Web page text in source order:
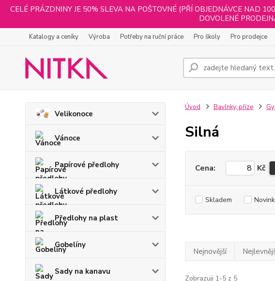
CELÉ PRÁZDNINY JE 50% SLEVA NA POŠTOVNÉ (PŘÍ OBJEDNÁVCE NAD
DOVOLENÉ
Katalogy a ceníky Výroba Potřeby na ruční práce Pro školy Pro prodejce
Velikonoce
Vánoce
Papírové předlohy
Látkové předlohy
Předlohy na plast
Gobelíny
Sady na kanavu
Úvod Bavlnky, příze
Silná
Cena: Kč
Skladem
Nejnovější
Zobrazuji 1-5 z 5